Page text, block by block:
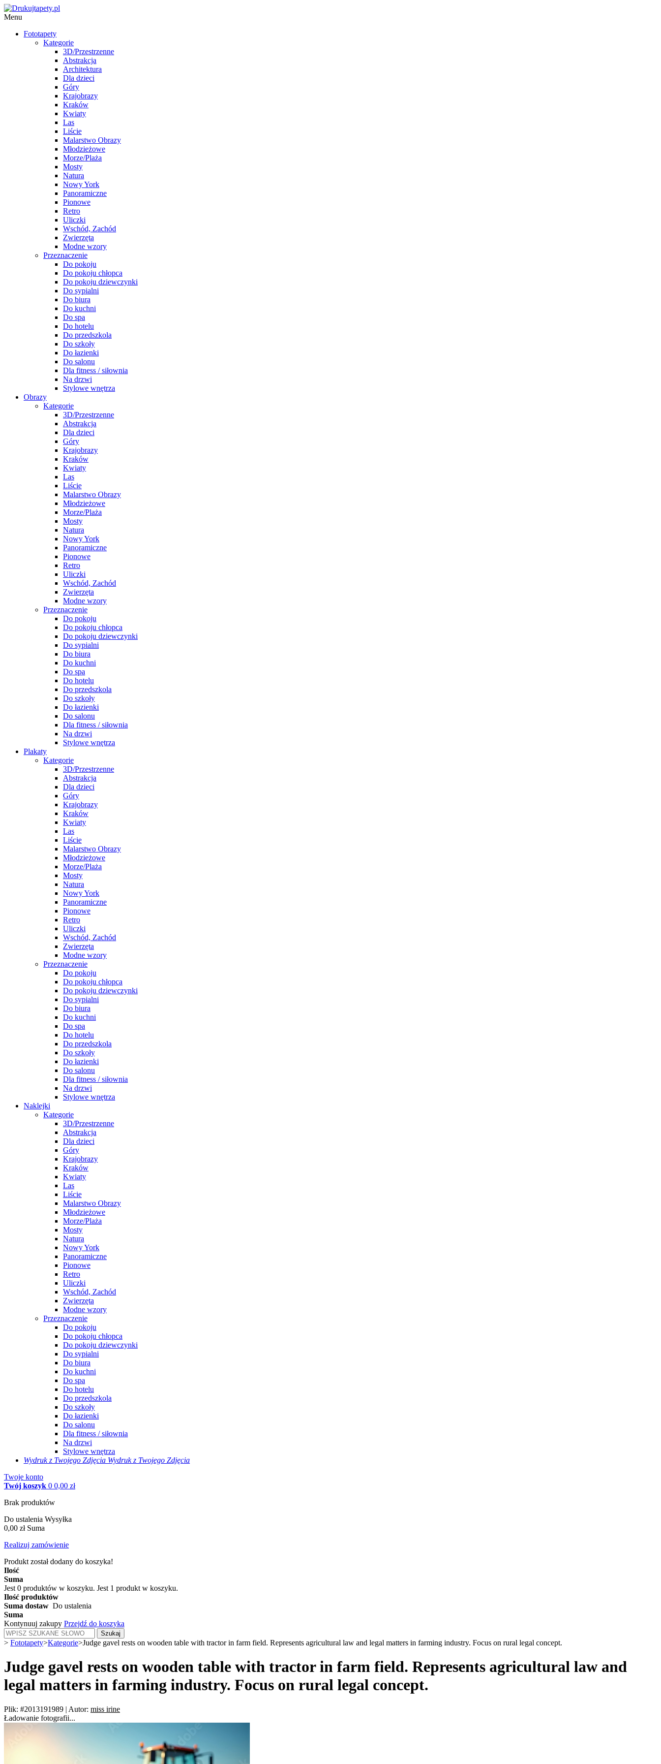
Menu
Fototapety
Kategorie
3D/Przestrzenne
Abstrakcja
Architektura
Dla dzieci
Góry
Krajobrazy
Kraków
Kwiaty
Las
Liście
Malarstwo Obrazy
Młodzieżowe
Morze/Plaża
Mosty
Natura
Nowy York
Panoramiczne
Pionowe
Retro
Uliczki
Wschód, Zachód
Zwierzęta
Modne wzory
Przeznaczenie
Do pokoju
Do pokoju chłopca
Do pokoju dziewczynki
Do sypialni
Do biura
Do kuchni
Do spa
Do hotelu
Do przedszkola
Do szkoły
Do łazienki
Do salonu
Dla fitness / siłownia
Na drzwi
Stylowe wnętrza
Obrazy
Kategorie
3D/Przestrzenne
Abstrakcja
Dla dzieci
Góry
Krajobrazy
Kraków
Kwiaty
Las
Liście
Malarstwo Obrazy
Młodzieżowe
Morze/Plaża
Mosty
Natura
Nowy York
Panoramiczne
Pionowe
Retro
Uliczki
Wschód, Zachód
Zwierzęta
Modne wzory
Przeznaczenie
Do pokoju
Do pokoju chłopca
Do pokoju dziewczynki
Do sypialni
Do biura
Do kuchni
Do spa
Do hotelu
Do przedszkola
Do szkoły
Do łazienki
Do salonu
Dla fitness / siłownia
Na drzwi
Stylowe wnętrza
Plakaty
Kategorie
3D/Przestrzenne
Abstrakcja
Dla dzieci
Góry
Krajobrazy
Kraków
Kwiaty
Las
Liście
Malarstwo Obrazy
Młodzieżowe
Morze/Plaża
Mosty
Natura
Nowy York
Panoramiczne
Pionowe
Retro
Uliczki
Wschód, Zachód
Zwierzęta
Modne wzory
Przeznaczenie
Do pokoju
Do pokoju chłopca
Do pokoju dziewczynki
Do sypialni
Do biura
Do kuchni
Do spa
Do hotelu
Do przedszkola
Do szkoły
Do łazienki
Do salonu
Dla fitness / siłownia
Na drzwi
Stylowe wnętrza
Naklejki
Kategorie
3D/Przestrzenne
Abstrakcja
Dla dzieci
Góry
Krajobrazy
Kraków
Kwiaty
Las
Liście
Malarstwo Obrazy
Młodzieżowe
Morze/Plaża
Mosty
Natura
Nowy York
Panoramiczne
Pionowe
Retro
Uliczki
Wschód, Zachód
Zwierzęta
Modne wzory
Przeznaczenie
Do pokoju
Do pokoju chłopca
Do pokoju dziewczynki
Do sypialni
Do biura
Do kuchni
Do spa
Do hotelu
Do przedszkola
Do szkoły
Do łazienki
Do salonu
Dla fitness / siłownia
Na drzwi
Stylowe wnętrza
Wydruk z Twojego Zdjęcia Wydruk z Twojego Zdjęcia
Twoje konto
Twój koszyk 0 0,00 zł
Brak produktów
Do ustalenia Wysyłka
0,00 zł Suma
Realizuj zamówienie
Produkt został dodany do koszyka!
Ilość
Suma
Jest 0 produktów w koszyku. Jest 1 produkt w koszyku.
Ilość produktów
Suma dostaw Do ustalenia
Suma
Kontynuuj zakupy Przejdź do koszyka
Szukaj
> Fototapety>Kategorie>Judge gavel rests on wooden table with tractor in farm field. Represents agricultural law and legal matters in farming industry. Focus on rural legal concept.
Judge gavel rests on wooden table with tractor in farm field. Represents agricultural law and
legal matters in farming industry. Focus on rural legal concept.
Plik: #2013191989 | Autor: miss irine
Ładowanie fotografii...